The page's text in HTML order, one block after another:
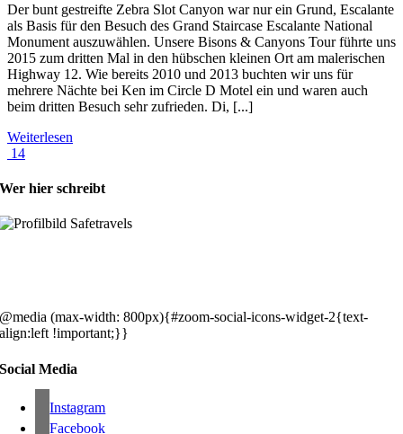
Der bunt gestreifte Zebra Slot Canyon war nur ein Grund, Escalante
als Basis für den Besuch des Grand Staircase Escalante National
Monument auszuwählen. Unsere Bisons & Canyons Tour führte uns
2015 zum dritten Mal in den hübschen kleinen Ort am malerischen
Highway 12. Wie bereits 2010 und 2013 buchten wir uns für
mehrere Nächte bei Ken im Circle D Motel ein und waren auch
beim dritten Besuch sehr zufrieden. Di, [...]
Weiterlesen
14
Wer hier schreibt
@media (max-width: 800px){#zoom-social-icons-widget-2{text-
align:left !important;}}
Social Media
Instagram
Facebook